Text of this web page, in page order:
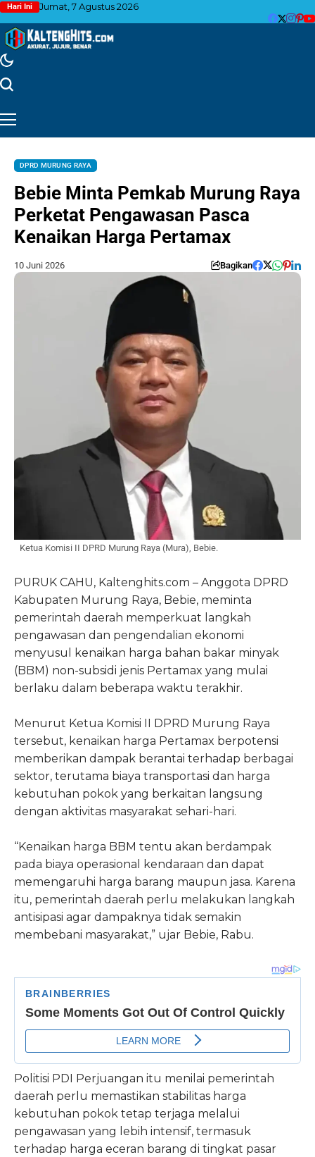
Hari Ini Jumat, 7 Agustus 2026
DPRD MURUNG RAYA
Bebie Minta Pemkab Murung Raya
Perketat Pengawasan Pasca
Kenaikan Harga Pertamax
10 Juni 2026 Bagikan
Ketua Komisi II DPRD Murung Raya (Mura), Bebie.
PURUK CAHU, Kaltenghits.com – Anggota DPRD
Kabupaten Murung Raya, Bebie, meminta
pemerintah daerah memperkuat langkah
pengawasan dan pengendalian ekonomi
menyusul kenaikan harga bahan bakar minyak
(BBM) non-subsidi jenis Pertamax yang mulai
berlaku dalam beberapa waktu terakhir.
Menurut Ketua Komisi II DPRD Murung Raya
tersebut, kenaikan harga Pertamax berpotensi
memberikan dampak berantai terhadap berbagai
sektor, terutama biaya transportasi dan harga
kebutuhan pokok yang berkaitan langsung
dengan aktivitas masyarakat sehari-hari.
“Kenaikan harga BBM tentu akan berdampak
pada biaya operasional kendaraan dan dapat
memengaruhi harga barang maupun jasa. Karena
itu, pemerintah daerah perlu melakukan langkah
antisipasi agar dampaknya tidak semakin
membebani masyarakat,” ujar Bebie, Rabu.
Politisi PDI Perjuangan itu menilai pemerintah
daerah perlu memastikan stabilitas harga
kebutuhan pokok tetap terjaga melalui
pengawasan yang lebih intensif, termasuk
terhadap harga eceran barang di tingkat pasar